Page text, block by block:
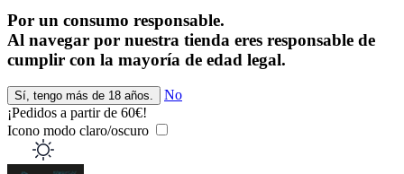
Por un consumo responsable.
Al navegar por nuestra tienda eres responsable de
cumplir con la mayoría de edad legal.
Sí, tengo más de 18 años.
No
¡Pedidos a partir de 60€!
Icono modo claro/oscuro